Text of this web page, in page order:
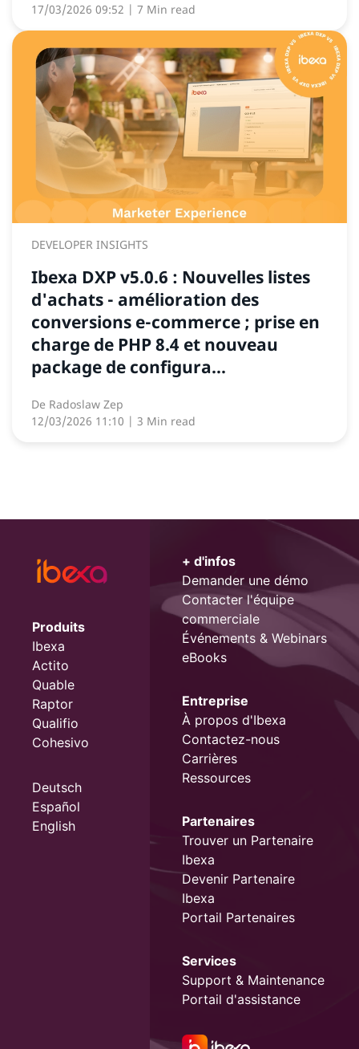
17/03/2026 09:52 | 7 Min read
DEVELOPER INSIGHTS
Ibexa DXP v5.0.6 : Nouvelles listes
d'achats - amélioration des
conversions e-commerce ; prise en
charge de PHP 8.4 et nouveau
package de configura...
De Radoslaw Zep
12/03/2026 11:10 | 3 Min read